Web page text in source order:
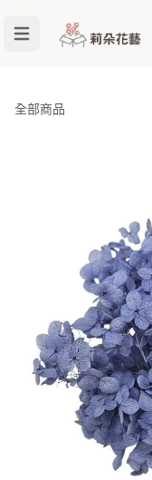
全部商品